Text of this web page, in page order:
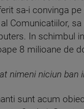
sa-i convinga
Comunicatiilor,
In schimbul
8 milioane de
nimeni niciun ban
sunt acum